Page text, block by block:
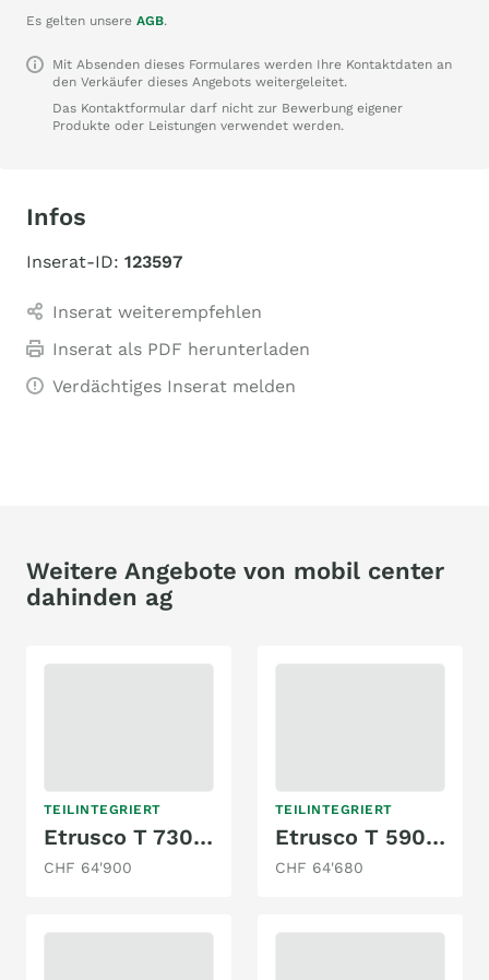
Es gelten unsere AGB.
Mit Absenden dieses Formulares werden Ihre Kontaktdaten an
den Verkäufer dieses Angebots weitergeleitet.
Das Kontaktformular darf nicht zur Bewerbung eigener
Produkte oder Leistungen verwendet werden.
Infos
Inserat-ID: 123597
Inserat weiterempfehlen
Inserat als PDF herunterladen
Verdächtiges Inserat melden
Weitere Angebote von mobil center
dahinden ag
TEILINTEGRIERT
Etrusco T 7300SB
CHF 64'900
TEILINTEGRIERT
Etrusco T 5900 FB
CHF 64'680